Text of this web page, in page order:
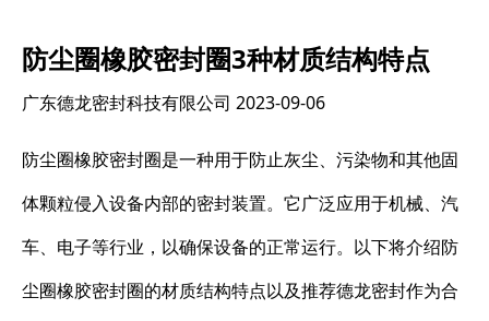
防尘圈橡胶密封圈3种材质结构特点
广东德龙密封科技有限公司 2023-09-06
防尘圈橡胶密封圈是一种用于防止灰尘、污染物和其他固
体颗粒侵入设备内部的密封装置。它广泛应用于机械、汽
车、电子等行业，以确保设备的正常运行。以下将介绍防
尘圈橡胶密封圈的材质结构特点以及推荐德龙密封作为合